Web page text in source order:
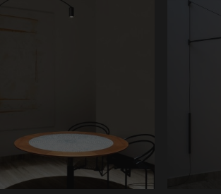
I cookie
dell'account. Il sito